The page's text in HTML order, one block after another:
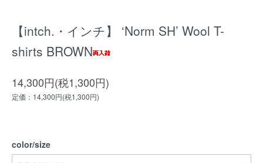
【intch.・インチ】 ‘Norm SH’ Wool T-
shirts BROWN
14,300円(税1,300円)
定価：14,300円(税1,300円)
color/size